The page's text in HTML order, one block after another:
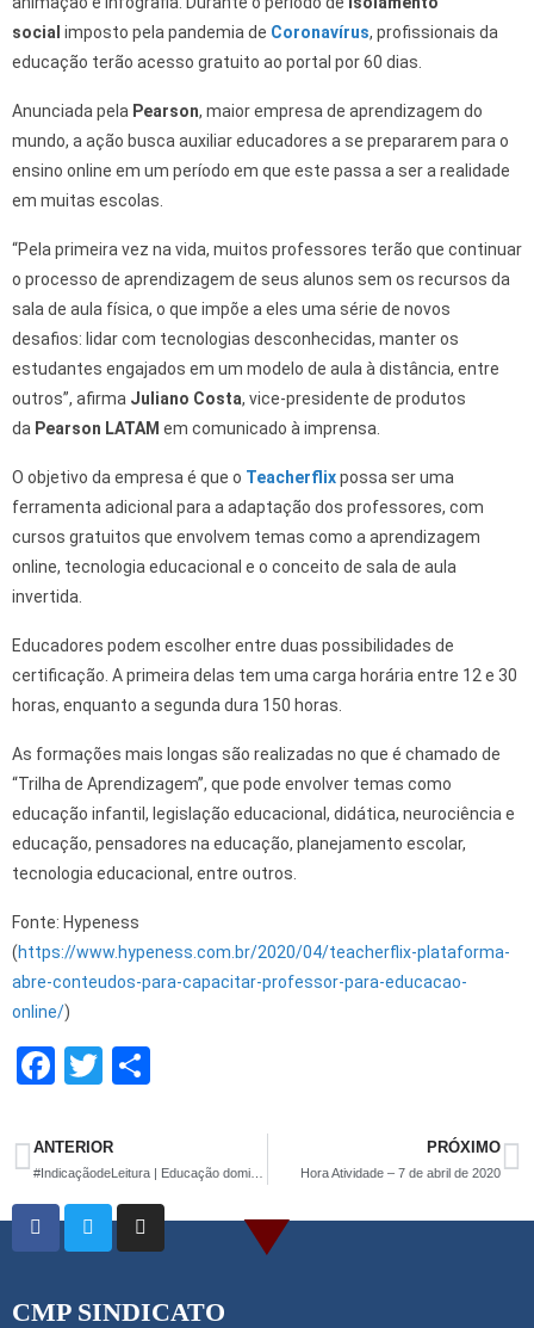
social imposto pela pandemia de Coronavírus, profissionais da
educação terão acesso gratuito ao portal por 60 dias.
Anunciada pela Pearson, maior empresa de aprendizagem do
mundo, a ação busca auxiliar educadores a se prepararem para o
ensino online em um período em que este passa a ser a realidade
em muitas escolas.
“Pela primeira vez na vida, muitos professores terão que continuar
o processo de aprendizagem de seus alunos sem os recursos da
sala de aula física, o que impõe a eles uma série de novos
desafios: lidar com tecnologias desconhecidas, manter os
estudantes engajados em um modelo de aula à distância, entre
outros”, afirma Juliano Costa, vice-presidente de produtos
da Pearson LATAM em comunicado à imprensa.
O objetivo da empresa é que o Teacherflixpossa ser uma
ferramenta adicional para a adaptação dos professores, com
cursos gratuitos que envolvem temas como a aprendizagem
online, tecnologia educacional e o conceito de sala de aula
invertida.
Educadores podem escolher entre duas possibilidades de
certificação. A primeira delas tem uma carga horária entre 12 e 30
horas, enquanto a segunda dura 150 horas.
As formações mais longas são realizadas no que é chamado de
“Trilha de Aprendizagem”, que pode envolver temas como
educação infantil, legislação educacional, didática, neurociência e
educação, pensadores na educação, planejamento escolar,
tecnologia educacional, entre outros.
Fonte: Hypeness
(https://www.hypeness.com.br/2020/04/teacherflix-plataforma-
abre-conteudos-para-capacitar-professor-para-educacao-
online/)
F
ce
b
o
o
k
T
tt
er e
ANTERIOR PRÓXIMO
Hora Atividade – 7 de abril de 2020
CMP SINDICATO